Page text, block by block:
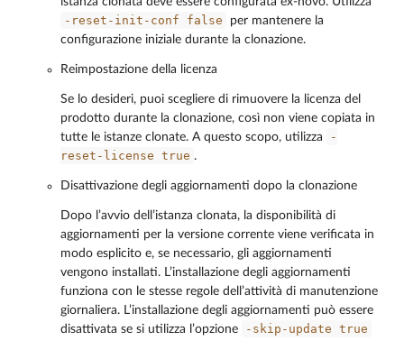
-reset-init-conf false
per mantenere la
configurazione iniziale durante la clonazione.
Reimpostazione della licenza
Se lo desideri, puoi scegliere di rimuovere la licenza del
prodotto durante la clonazione, così non viene copiata in
tutte le istanze clonate. A questo scopo, utilizza
-
reset-license true .
Disattivazione degli aggiornamenti dopo la clonazione
Dopo l’avvio dell’istanza clonata, la disponibilità di
aggiornamenti per la versione corrente viene verificata in
modo esplicito e, se necessario, gli aggiornamenti
vengono installati. L’installazione degli aggiornamenti
funziona con le stesse regole dell’attività di manutenzione
giornaliera. L’installazione degli aggiornamenti può essere
disattivata se si utilizza l’opzione
-skip-update true